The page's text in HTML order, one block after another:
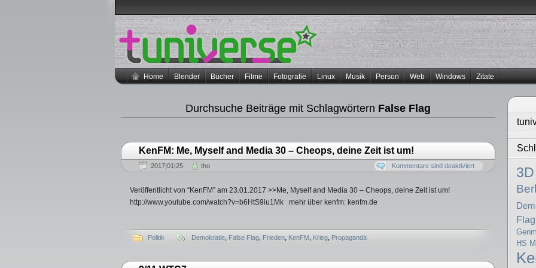
Home Blender Bücher Filme Fotografie Linux Musik Person Web Windows Zitate
Durchsuche Beiträge mit Schlagwörtern False Flag
KenFM: Me, Myself and Media 30 – Cheops, deine Zeit ist um!
2017|01|25 tho Kommentare sind deaktiviert
Veröffentlicht von “KenFM” am 23.01.2017 >>Me, Myself and Media 30 – Cheops, deine Zeit ist um!
http://www.youtube.com/watch?v=b6HtS9iu1Mk mehr über kenfm: kenfm.de
Politik Demokratie False Flag Frieden KenFM Krieg Propaganda
3D
Flag
HS